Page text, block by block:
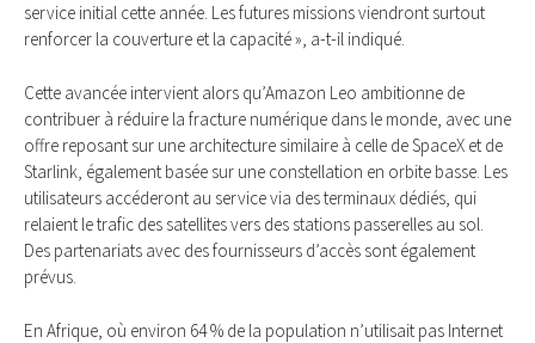
service initial cette année. Les futures missions viendront surtout
renforcer la couverture et la capacité », a-t-il indiqué.
Cette avancée intervient alors qu’Amazon Leo ambitionne de
contribuer à réduire la fracture numérique dans le monde, avec une
offre reposant sur une architecture similaire à celle de SpaceX et de
Starlink, également basée sur une constellation en orbite basse. Les
utilisateurs accéderont au service via des terminaux dédiés, qui
relaient le trafic des satellites vers des stations passerelles au sol.
Des partenariats avec des fournisseurs d’accès sont également
prévus.
En Afrique, où environ 64 % de la population n’utilisait pas Internet